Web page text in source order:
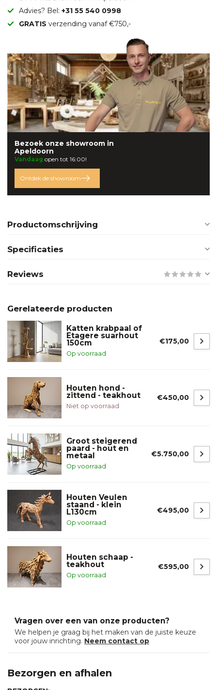
Advies? Bel: +31 55 540 0998
GRATIS verzending vanaf €750,-
Bezoek onze showroom in
Apeldoorn
Vandaag open tot 16:00!
Ontdek de showroom
Productomschrijving
Specificaties
Reviews
Gerelateerde producten
Katten krabpaal of
Etagere suarhout
150cm
Op voorraad
€175,00
Houten hond -
zittend - teakhout
Niet op voorraad
€450,00
Groot steigerend
paard - hout en
metaal
Op voorraad
€5.750,00
Houten Veulen
staand - klein
L130cm
Op voorraad
€495,00
Houten schaap -
teakhout
Op voorraad
€595,00
Vragen over een van onze producten?
We helpen je graag bij het maken van de juiste keuze
voor jouw inrichting. Neem contact op
Bezorgen en afhalen